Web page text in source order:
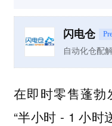
闪电仓
自动化仓配
在即时零售蓬
“半小时 - 1 小时